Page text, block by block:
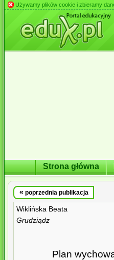
Używamy plików cookie i zbieramy
Strona główna
« poprzednia publikacja
Wiklińska Beata
Grudziądz
Plan